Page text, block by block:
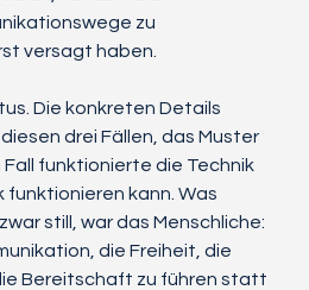
zu
versagt haben.
Die konkreten Details
drei Fällen, das Muster
Fall funktionierte die Technik
funktionieren kann. Was
still, war das Menschliche:
die Freiheit, die
Bereitschaft zu führen statt